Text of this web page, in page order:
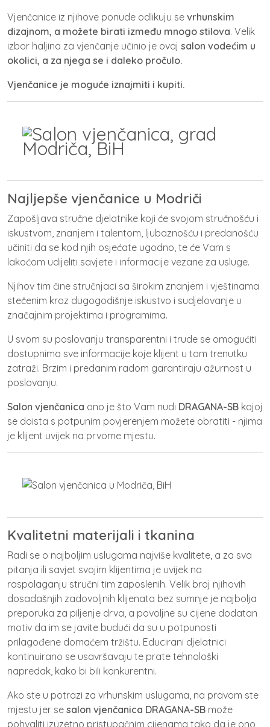
Vjenčanice iz njihove ponude odlikuju se vrhunskim
dizajnom, a možete birati između mnogo stilova. Velik
izbor haljina za vjenčanje učinio je ovaj salon vodećim u
okolici, a za njega se i daleko pročulo.
Vjenčanice je moguće iznajmiti i kupiti.
Najljepše vjenčanice u Modriči
Zapošljava stručne djelatnike koji će svojom stručnošću i
iskustvom, znanjem i talentom, ljubaznošću i predanošću
učiniti da se kod njih osjećate ugodno, te će Vam s
lakoćom udijeliti savjete i informacije vezane za usluge.
Njihov tim čine stručnjaci sa širokim znanjem i vještinama
stečenim kroz dugogodišnje iskustvo i sudjelovanje u
značajnim projektima i programima.
U svom su poslovanju transparentni i trude se omogućiti
dostupnima sve informacije koje klijent u tom trenutku
zatraži. Brzim i predanim radom garantiraju ažurnost u
poslovanju.
Salon vjenčanica ono je što Vam nudi DRAGANA-SB kojoj
se doista s potpunim povjerenjem možete obratiti - njima
je klijent uvijek na prvome mjestu.
Kvalitetni materijali i tkanina
Radi se o najboljim uslugama najviše kvalitete, a za sva
pitanja ili savjet svojim klijentima je uvijek na
raspolaganju stručni tim zaposlenih. Velik broj njihovih
dosadašnjih zadovoljnih klijenata bez sumnje je najbolja
preporuka za piljenje drva, a povoljne su cijene dodatan
motiv da im se javite budući da su u potpunosti
prilagođene domaćem tržištu. Educirani djelatnici
kontinuirano se usavršavaju te prate tehnološki
napredak, kako bi bili konkurentni.
Ako ste u potrazi za vrhunskim uslugama, na pravom ste
mjestu jer se salon vjenčanica DRAGANA-SB može
pohvaliti izuzetno pristupačnim cijenama tako da je ono